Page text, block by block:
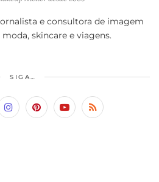
e consultora de imagem
skincare e viagens.
SIGA…